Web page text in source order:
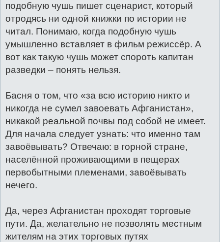
подобную чушь пишет сценарист, который
отродясь ни одной книжки по истории не
читал. Понимаю, когда подобную чушь
умышленно вставляет в фильм режиссёр. А
вот как такую чушь может спороть капитан
разведки – понять нельзя.
Басня о том, что «за всю историю никто и
никогда не сумел завоевать Афганистан»,
никакой реальной почвы под собой не имеет.
Для начала следует узнать: что именно там
завоёвывать? Отвечаю: в горной стране,
населённой проживающими в пещерах
первобытными племенами, завоёвывать
нечего.
Да, через Афганистан проходят торговые
пути. Да, желательно не позволять местным
жителям на этих торговых путях